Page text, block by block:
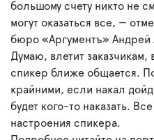
большому счету никто не
могут оказаться все, —
бюро «Аргументъ» Андрей
Думаю, влетит заказчикам,
спикер ближе общается.
крайними, если накал
будет кого-то наказать.
настроения спикера.